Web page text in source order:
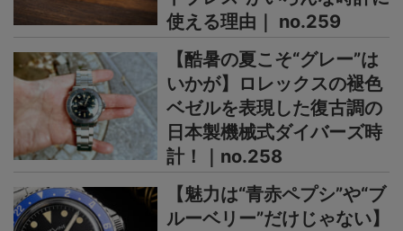
使える理由｜ no.259
【酷暑の夏こそ“グレー”は
いかが】ロレックスの褪色
ベゼルを表現した復古調の
日本製機械式ダイバーズ時
計！｜no.258
【魅力は“青赤ペプシ”や“ブ
ルーベリー”だけじゃない】